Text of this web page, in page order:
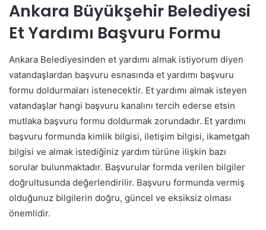
Ankara Büyükşehir Belediyesi
Et Yardımı Başvuru Formu
Ankara Belediyesinden et yardımı almak istiyorum diyen
vatandaşlardan başvuru esnasında et yardımı başvuru
formu doldurmaları istenecektir. Et yardımı almak isteyen
vatandaşlar hangi başvuru kanalını tercih ederse etsin
mutlaka başvuru formu doldurmak zorundadır. Et yardımı
başvuru formunda kimlik bilgisi, iletişim bilgisi, ikametgah
bilgisi ve almak istediğiniz yardım türüne ilişkin bazı
sorular bulunmaktadır. Başvurular formda verilen bilgiler
doğrultusunda değerlendirilir. Başvuru formunda vermiş
olduğunuz bilgilerin doğru, güncel ve eksiksiz olması
önemlidir.